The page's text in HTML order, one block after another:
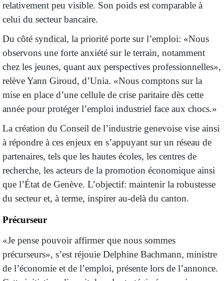
relativement peu visible. Son poids est comparable à
celui du secteur bancaire.
Du côté syndical, la priorité porte sur l’emploi: «Nous
observons une forte anxiété sur le terrain, notamment
chez les jeunes, quant aux perspectives professionnelles»,
relève Yann Giroud, d’Unia. «Nous comptons sur la
mise en place d’une cellule de crise paritaire dès cette
année pour protéger l’emploi industriel face aux chocs.»
La création du Conseil de l’industrie genevoise vise ainsi
à répondre à ces enjeux en s’appuyant sur un réseau de
partenaires, tels que les hautes écoles, les centres de
recherche, les acteurs de la promotion économique ainsi
que l’État de Genève. L’objectif: maintenir la robustesse
du secteur et, à terme, inspirer au-delà du canton.
Précurseur
«Je pense pouvoir affirmer que nous sommes
précurseurs», s’est réjouie Delphine Bachmann, ministre
de l’économie et de l’emploi, présente lors de l’annonce.